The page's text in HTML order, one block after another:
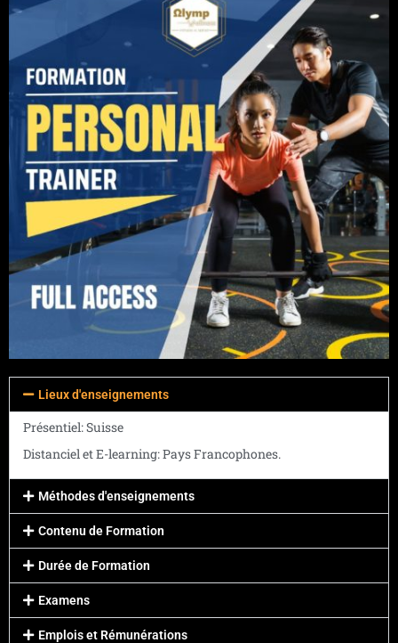
Lieux d'enseignements
Présentiel: Suisse
Distanciel et E-learning: Pays Francophones.
Méthodes d'enseignements
Contenu de Formation
Durée de Formation
Examens
Emplois et Rémunérations